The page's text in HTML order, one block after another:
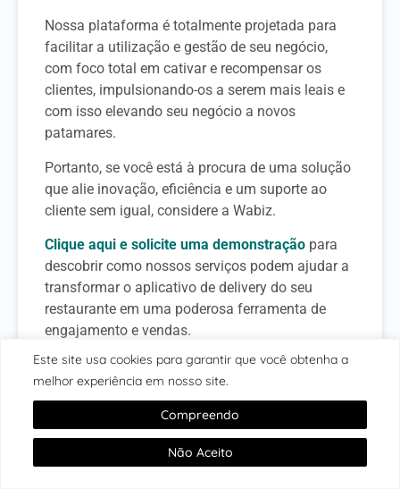
Este site usa cookies para garantir que você obtenha a
melhor experiência em nosso site.
Não Aceito
Compreendo
Nossa plataforma é totalmente projetada para
facilitar a utilização e gestão de seu negócio,
com foco total em cativar e recompensar os
clientes, impulsionando-os a serem mais leais e
com isso elevando seu negócio a novos
patamares.
Portanto, se você está à procura de uma solução
que alie inovação, eficiência e um suporte ao
cliente sem igual, considere a Wabiz.
Clique aqui e solicite uma demonstração para
descobrir como nossos serviços podem ajudar a
transformar o aplicativo de delivery do seu
restaurante em uma poderosa ferramenta de
engajamento e vendas.
Com planejamento cuidadoso e uma abordagem
robusta, você pode garantir que essa oferta gere
os melhores resultados possíveis, elevando a
experiência do cliente e fortalecendo a posição
do seu sistema de delivery para restaurante em
um mercado que é altamente competitivo.